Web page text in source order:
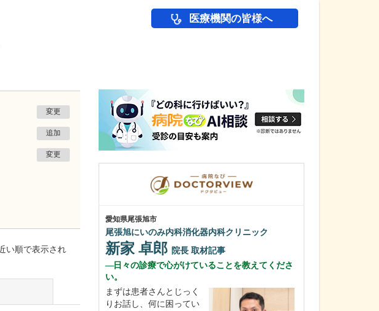
医療機関の皆様へ
変更
追加
変更
い順で表示され
記事
愛知県尾張旭市
尾張旭にいのみ内科消化器内科クリニック
新家 卓郎 院長 取材記事
日々の診療で心がけていることを教えてくださ
い。
まずは患者さんとじっく
りお話し、何に困ってい